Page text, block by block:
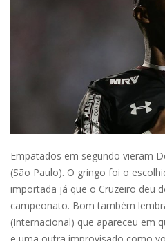
Empatados em segundo vieram
(São Paulo). O gringo foi o
importada já que o Cruzeiro deu
campeonato. Bom também
(Internacional) que apareceu em